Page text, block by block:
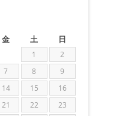
金 土 日
1
2
7 8
9
14 15
16
21 22
23